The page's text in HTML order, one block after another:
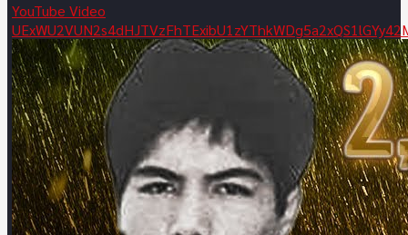
YouTube Video